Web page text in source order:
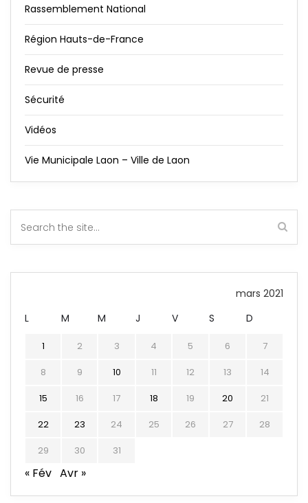
Rassemblement National
Région Hauts-de-France
Revue de presse
Sécurité
Vidéos
Vie Municipale Laon – Ville de Laon
mars 2021
L
M M J V S D
1 2 3 4 5 6
7
8
9 10 11 12 13
14
15
16 17 18 19 20
21
22
23 24 25 26 27
28
29
30 31
« Fév Avr »